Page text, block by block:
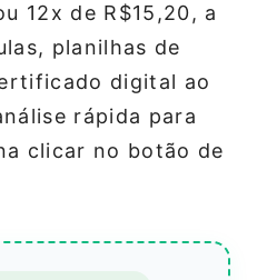
12x de R$15,20, a
planilhas de
digital ao
rápida para
clicar no botão de